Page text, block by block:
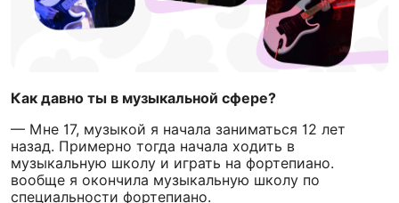
Как давно ты в музыкальной сфере?
— Мне 17, музыкой я начала заниматься 12 лет
назад. Примерно тогда начала ходить в
музыкальную школу и играть на фортепиано.
вообще я окончила музыкальную школу по
специальности фортепиано.